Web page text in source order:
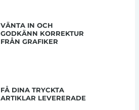
VÄNTA IN OCH
GODKÄNN KORREKTUR
FRÅN GRAFIKER
FÅ DINA TRYCKTA
ARTIKLAR LEVERERADE